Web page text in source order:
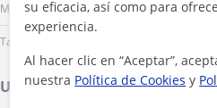
Mediodía
Tarde
Ubicación de mis clases
su eficacia, así como para
experiencia.
Al hacer clic en “Aceptar”,
nuestra Política de Cookies y